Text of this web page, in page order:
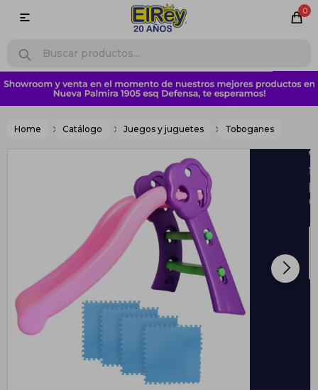
0

Home Catálogo Juegos y juguetes Toboganes